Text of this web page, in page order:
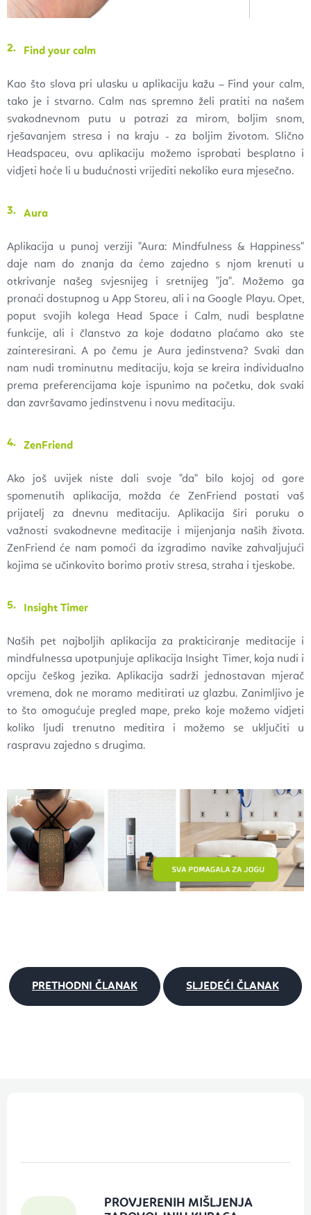
Find your calm
Kao što slova pri ulasku u aplikaciju kažu – Find your calm,
tako je i stvarno. Calm nas spremno želi pratiti na našem
svakodnevnom putu u potrazi za mirom, boljim snom,
rješavanjem stresa i na kraju - za boljim životom. Slično
Headspaceu, ovu aplikaciju možemo isprobati besplatno i
vidjeti hoće li u budućnosti vrijediti nekoliko eura mjesečno.
Aura
Aplikacija u punoj verziji "Aura: Mindfulness & Happiness"
daje nam do znanja da ćemo zajedno s njom krenuti u
otkrivanje našeg svjesnijeg i sretnijeg "ja". Možemo ga
pronaći dostupnog u App Storeu, ali i na Google Playu. Opet,
poput svojih kolega Head Space i Calm, nudi besplatne
funkcije, ali i članstvo za koje dodatno plaćamo ako ste
zainteresirani. A po čemu je Aura jedinstvena? Svaki dan
nam nudi trominutnu meditaciju, koja se kreira individualno
prema preferencijama koje ispunimo na početku, dok svaki
dan završavamo jedinstvenu i novu meditaciju.
ZenFriend
Ako još uvijek niste dali svoje "da" bilo kojoj od gore
spomenutih aplikacija, možda će ZenFriend postati vaš
prijatelj za dnevnu meditaciju. Aplikacija širi poruku o
važnosti svakodnevne meditacije i mijenjanja naših života.
ZenFriend će nam pomoći da izgradimo navike zahvaljujući
kojima se učinkovito borimo protiv stresa, straha i tjeskobe.
Insight Timer
Naših pet najboljih aplikacija za prakticiranje meditacije i
mindfulnessa upotpunjuje aplikacija Insight Timer, koja nudi i
opciju češkog jezika. Aplikacija sadrži jednostavan mjerač
vremena, dok ne moramo meditirati uz glazbu. Zanimljivo je
to što omogućuje pregled mape, preko koje možemo vidjeti
koliko ljudi trenutno meditira i možemo se uključiti u
raspravu zajedno s drugima.
PRETHODNI ČLANAK SLJEDEĆI ČLANAK
PROVJERENIH MIŠLJENJA